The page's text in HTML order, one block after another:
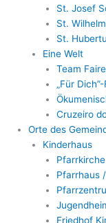
St. Josef
St.
St.
Eine Welt
Team
„Für
Cruzeiro
Orte des
Kinderhaus
Pfarrhaus
Friedhof